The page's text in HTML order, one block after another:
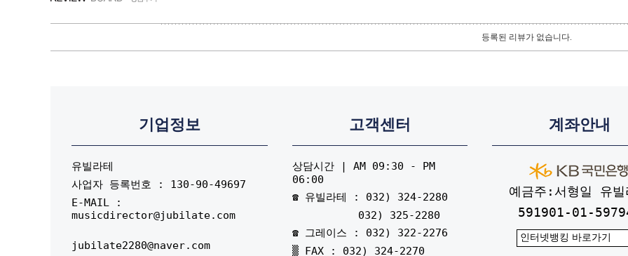
등록된 리뷰가 없습니다.
기업정보
유빌라테
사업자 등록번호 : 130-90-49697
E-MAIL :
musicdirector@jubilate.com
jubilate2280@naver.com
고객센터
상담시간 | AM 09:30 - PM
06:00
☎ 유빌라테 : 032) 324-2280
032) 325-2280
☎ 그레이스 : 032) 322-2276
▒ FAX : 032) 324-2270
계좌안내
예금주:서형일 유빌
591901-01-